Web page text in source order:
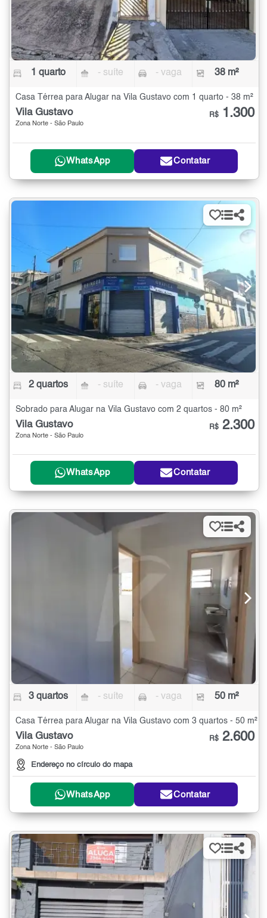
1 quarto - suíte - vaga 38 m²
Casa Térrea para Alugar na Vila Gustavo com 1 quarto - 38 m²
Vila Gustavo
Zona Norte - São Paulo
R$ 1.300
WhatsApp Contatar
2 quartos - suíte - vaga 80 m²
Sobrado para Alugar na Vila Gustavo com 2 quartos - 80 m²
Vila Gustavo
Zona Norte - São Paulo
R$ 2.300
WhatsApp Contatar
3 quartos - suíte - vaga 50 m²
Casa Térrea para Alugar na Vila Gustavo com 3 quartos - 50 m²
Vila Gustavo
Zona Norte - São Paulo
Endereço no círculo do mapa
R$ 2.600
WhatsApp Contatar